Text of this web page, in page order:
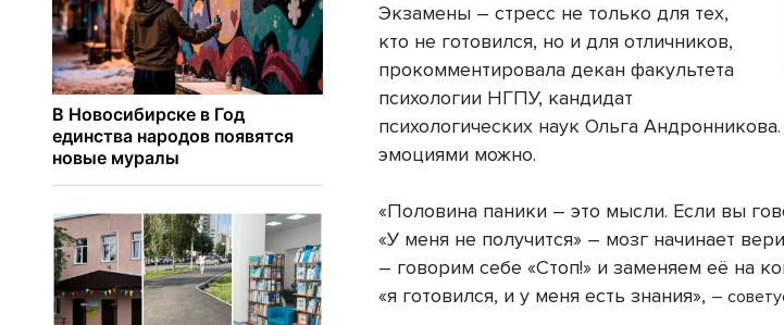
Экзамены – стресс не только для тех,
кто не готовился, но и для отличников,
прокомментировала декан факультета
психологии НГПУ, кандидат
психологических наук Ольга
эмоциями можно.
«Половина паники – это мысли. Если вы
«У меня не получится» – мозг начинает
– говорим себе «Стоп!» и заменяем её на
«я готовился, и у меня есть знания», –